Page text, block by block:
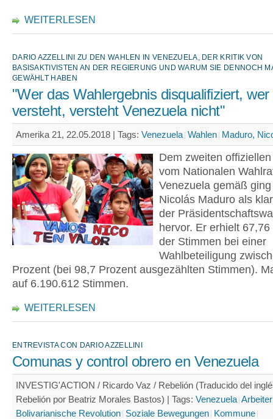
WEITERLESEN
DARIO AZZELLINI ZU DEN WAHLEN IN VENEZUELA, DER KRITIK VON
BASISAKTIVISTEN AN DER REGIERUNG UND WARUM SIE DENNOCH
GEWÄHLT HABEN
"Wer das Wahlergebnis disqualifiziert,
versteht, versteht Venezuela nicht"
Amerika 21, 22.05.2018 | Tags: Venezuela Wahlen Maduro,
Dem zweiten
vom Nationalen
Venezuela gemäß
Nicolás Maduro als
der
hervor. Er erhielt
der Stimmen bei einer
Wahlbeteiligung
Prozent (bei 98,7 Prozent ausgezählten Stimmen).
auf 6.190.612 Stimmen.
WEITERLESEN
ENTREVISTA CON DARIO AZZELLINI
Comunas y control obrero en Venezuela
INVESTIG'ACTION / Ricardo Vaz / Rebelión (Traducido del
Rebelión por Beatriz Morales Bastos) | Tags: Venezuela
Bolivarianische Revolution Soziale Bewegungen Kommune